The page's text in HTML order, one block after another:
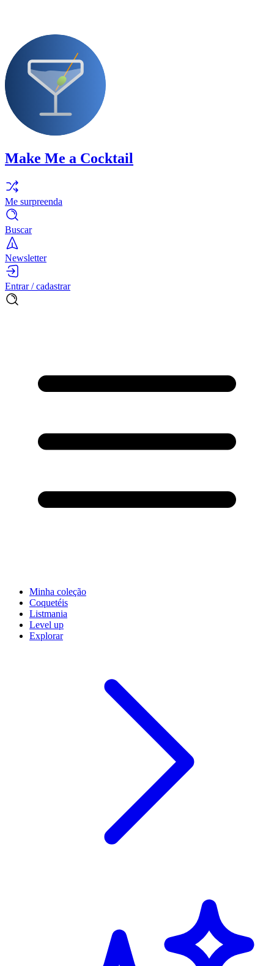
Make Me a Cocktail
Me surpreenda
Buscar
Newsletter
Entrar / cadastrar
Minha coleção
Coquetéis
Listmania
Level up
Explorar